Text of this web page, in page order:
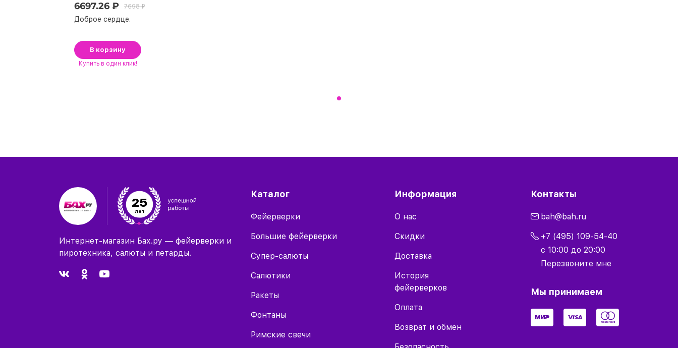
6697.26 ₽ 7698 ₽
Доброе сердце.
В корзину
Купить в один клик!
25
лет
Интернет-магазин Бах.ру — фейерверки и
пиротехника, салюты и петарды.
Каталог
Фейерверки
Большие фейерверки
Супер-салюты
Салютики
Ракеты
Фонтаны
Римские свечи
Информация
О нас
Скидки
Доставка
История
фейерверков
Оплата
Возврат и обмен
Контакты
bah@bah.ru
+7 (495) 109-54-40
с 10:00 до 20:00
Перезвоните мне
Мы принимаем